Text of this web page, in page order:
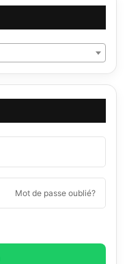
Mot de passe oublié?